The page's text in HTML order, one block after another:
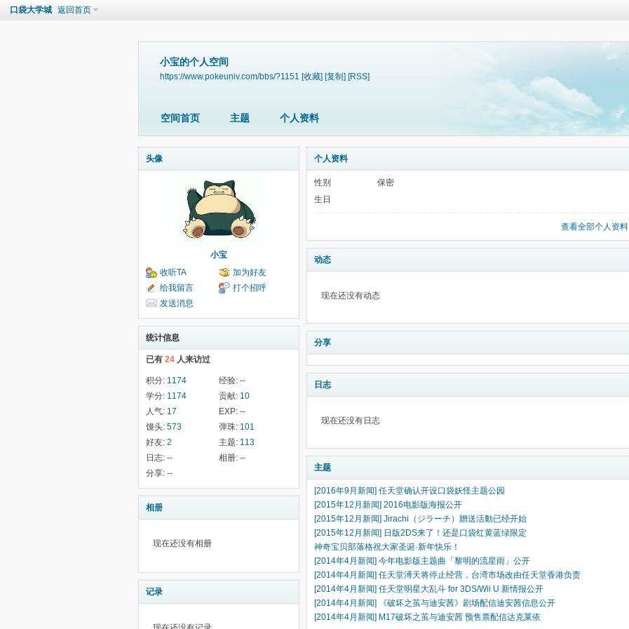
口袋大学城 返回首页
小宝的个人空间
https://www.pokeuniv.com/bbs/?1151 [收藏] [复制] [RSS]
空间首页 主题 个人资料
头像
小宝
收听TA
加为好友
给我留言
打个招呼
发送消息
统计信息
已有 24 人来访过
积分: 1174 经验: --
学分: 1174 贡献: 10
人气: 17 EXP: --
馒头: 573 弹珠: 101
好友: 2 主题: 113
日志: -- 相册: --
分享: --
相册
现在还没有相册
记录
个人资料
性别
保密
生日
查看全部个人资料
动态
现在还没有动态
分享
日志
现在还没有日志
主题
[2016年9月新闻] 任天堂确认开设口袋妖怪主题公园
[2015年12月新闻] 2016电影版海报公开
[2015年12月新闻] Jirachi（ジラーチ）贈送活動已经开始
[2015年12月新闻] 日版2DS来了！还是口袋红黄蓝绿限定
神奇宝贝部落格祝大家圣诞·新年快乐！
[2014年4月新闻] 今年电影版主题曲「黎明的流星雨」公开
[2014年4月新闻] 任天堂溥天将停止经营，台湾市场改由任天堂香港负责
[2014年4月新闻] 任天堂明星大乱斗 for 3DS/Wii U 新情报公开
[2014年4月新闻] 《破坏之茧与迪安茜》剧场配信迪安茜信息公开
[2014年4月新闻] M17破坏之茧与迪安茜 预售票配信达克莱依